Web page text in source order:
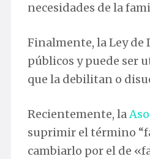
necesidades de la
Finalmente, la Ley de
públicos y puede ser
que la debilitan o
Recientemente, la
suprimir el término
cambiarlo por el de